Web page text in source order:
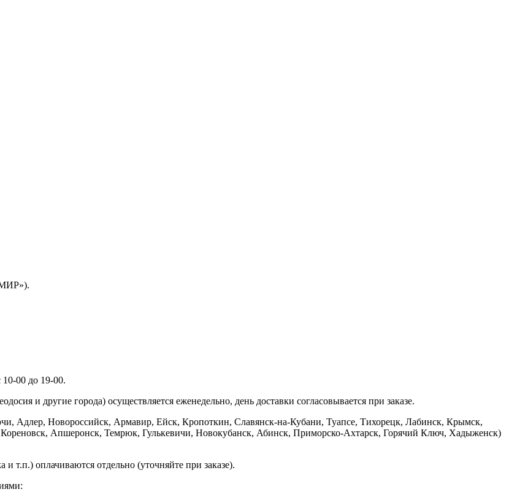
00 до 19-00.
и другие города) осуществляется еженедельно, день доставки согласовывается при заказе.
Адлер, Новороссийск, Армавир, Ейск, Кропоткин, Славянск-на-Кубани, Туапсе, Тихорецк, Лабинск, Крымск,
Апшеронск, Темрюк, Гулькевичи, Новокубанск, Абинск, Приморско-Ахтарск, Горячий Ключ, Хадыженск)
т.п.) оплачиваются отдельно (уточняйте при заказе).